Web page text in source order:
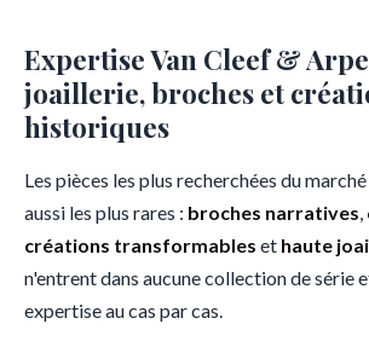
Expertise Van Cleef &
joaillerie, broches et
historiques
Les pièces les plus recherchées du
aussi les plus rares : broches narratives,
créations transformables et haute
n'entrent dans aucune collection de série
expertise au cas par cas.